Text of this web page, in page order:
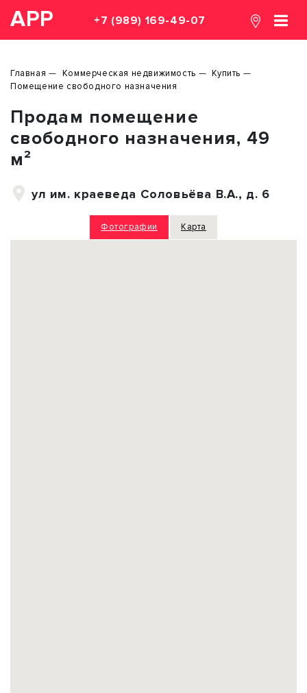
АРР +7 (989) 169-49-07
Главная Коммерческая недвижимость
Купить
Помещение свободного назначения
Продам помещение
свободного назначения, 49
м²
ул им. краеведа Соловьёва В.А., д. 6
Фотографии Карта